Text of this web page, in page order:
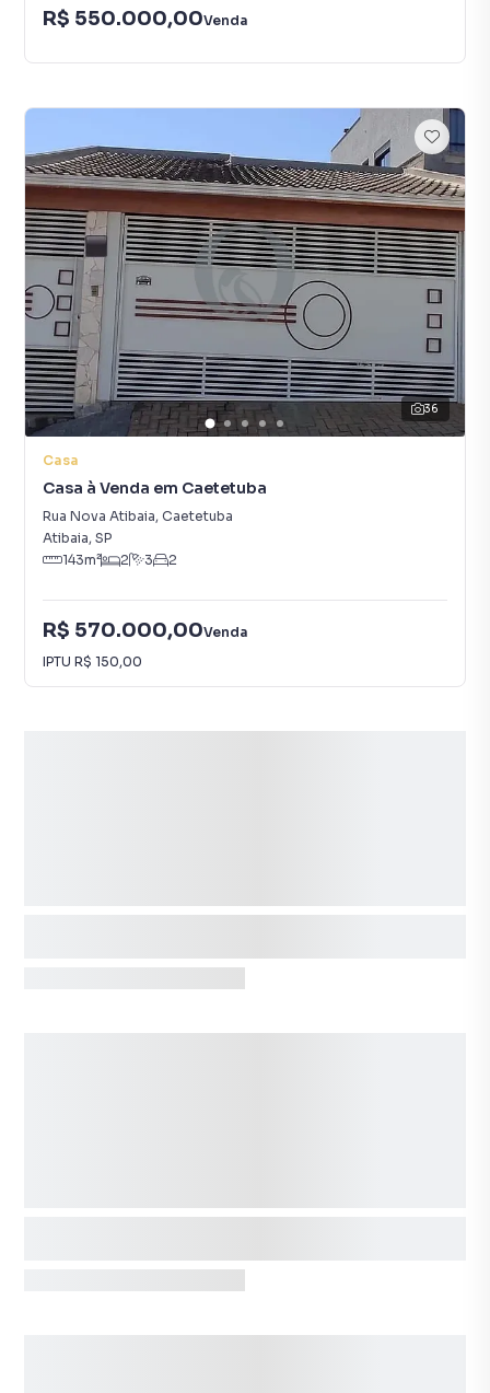
R$ 550.000,00Venda
36
Casa
Casa à Venda em Caetetuba
Rua Nova Atibaia, Caetetuba
Atibaia, SP
143m² 2 3 2
R$ 570.000,00Venda
IPTU R$ 150,00